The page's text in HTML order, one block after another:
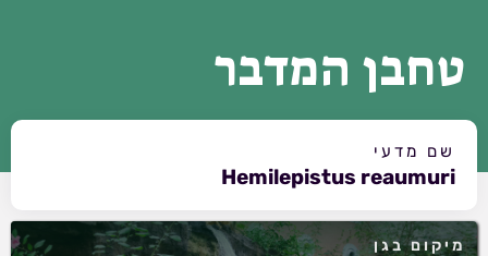
טחבן המדבר
שם מדעי
Hemilepistus reaumuri
מיקום בגן